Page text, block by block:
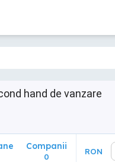
hand de vanzare
Companii
0
RON